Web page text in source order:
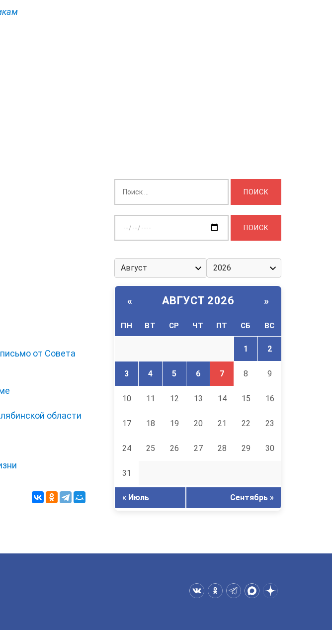
от Совета
области
дату:
« АВГУСТ 2026 »
ПН ВТ СР ЧТ ПТ СБ ВС
1 2
3 4 5 6 7 8 9
10 11 12 13 14 15 16
17 18 19 20 21 22 23
24 25 26 27 28 29 30
31
« Июль Сентябрь »